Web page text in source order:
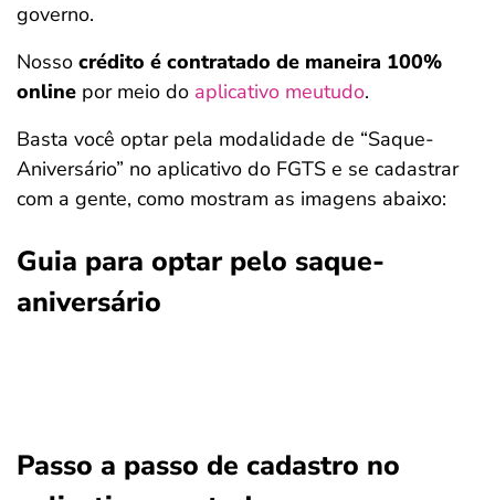
governo.
Nosso crédito é contratado de maneira 100%
online por meio do aplicativo meutudo.
Basta você optar pela modalidade de “Saque-
Aniversário” no aplicativo do FGTS e se cadastrar
com a gente, como mostram as imagens abaixo:
Guia para optar pelo saque-
aniversário
Passo a passo de cadastro no